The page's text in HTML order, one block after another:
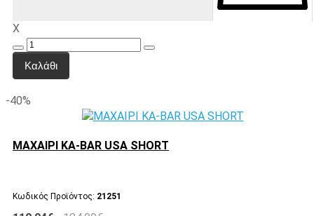
X
Καλάθι
-40%
ΜΑΧΑΙΡΙ KA-BAR USA SHORT
Κωδικός Προϊόντος: 21251